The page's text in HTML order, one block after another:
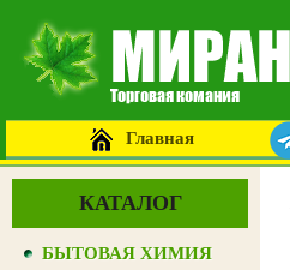
Главная
КАТАЛОГ
БЫТОВАЯ ХИМИЯ